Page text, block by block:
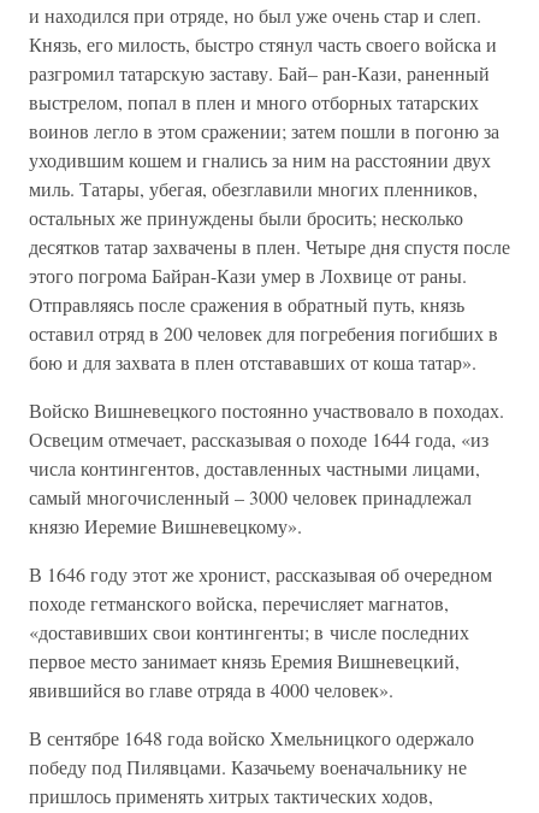
и находился при отряде, но был уже очень стар и слеп.
Князь, его милость, быстро стянул часть своего войска и
разгромил татарскую заставу. Бай– ран-Кази, раненный
выстрелом, попал в плен и много отборных татарских
воинов легло в этом сражении; затем пошли в погоню за
уходившим кошем и гнались за ним на расстоянии двух
миль. Татары, убегая, обезглавили многих пленников,
остальных же принуждены были бросить; несколько
десятков татар захвачены в плен. Четыре дня спустя после
этого погрома Байран-Кази умер в Лохвице от раны.
Отправляясь после сражения в обратный путь, князь
оставил отряд в 200 человек для погребения погибших в
бою и для захвата в плен отстававших от коша татар».
Войско Вишневецкого постоянно участвовало в походах.
Освецим отмечает, рассказывая о походе 1644 года, «из
числа контингентов, доставленных частными лицами,
самый многочисленный – 3000 человек принадлежал
князю Иеремие Вишневецкому».
В 1646 году этот же хронист, рассказывая об очередном
походе гетманского войска, перечисляет магнатов,
«доставивших свои контингенты; в числе последних
первое место занимает князь Еремия Вишневецкий,
явившийся во главе отряда в 4000 человек».
В сентябре 1648 года войско Хмельницкого одержало
победу под Пилявцами. Казачьему военачальнику не
пришлось применять хитрых тактических ходов,